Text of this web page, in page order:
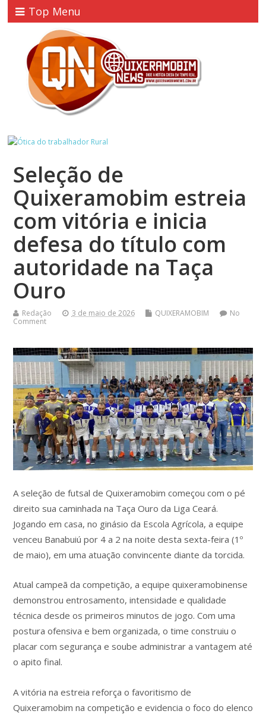
Top Menu
Seleção de
Quixeramobim estreia
com vitória e inicia
defesa do título com
autoridade na Taça
Ouro
Redação 3 de maio de 2026 QUIXERAMOBIM
No
Comment
A seleção de futsal de Quixeramobim começou com o pé
direito sua caminhada na Taça Ouro da Liga Ceará.
Jogando em casa, no ginásio da Escola Agrícola, a equipe
venceu Banabuiú por 4 a 2 na noite desta sexta-feira (1º
de maio), em uma atuação convincente diante da torcida.
Atual campeã da competição, a equipe quixeramobinense
demonstrou entrosamento, intensidade e qualidade
técnica desde os primeiros minutos de jogo. Com uma
postura ofensiva e bem organizada, o time construiu o
placar com segurança e soube administrar a vantagem até
o apito final.
A vitória na estreia reforça o favoritismo de
Quixeramobim na competição e evidencia o foco do elenco